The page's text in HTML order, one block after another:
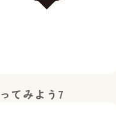
てみよう7